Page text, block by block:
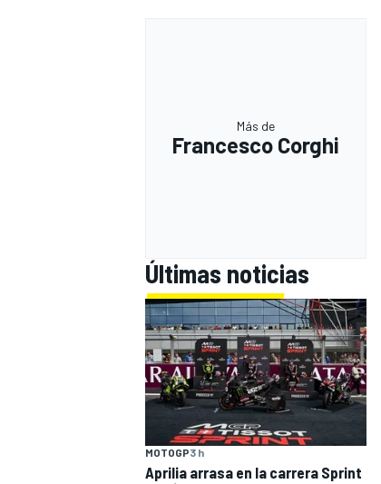
Más de
Francesco Corghi
Últimas noticias
MOTOGP3 h
Aprilia arrasa en la carrera Sprint